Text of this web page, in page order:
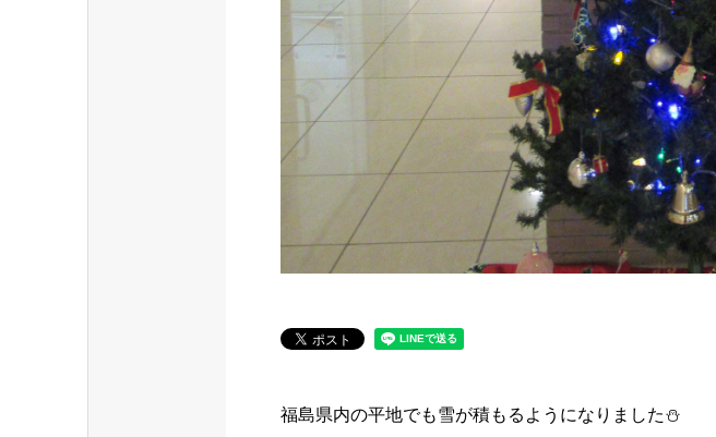
福島県内の平地でも雪が積もるようになりました⛄